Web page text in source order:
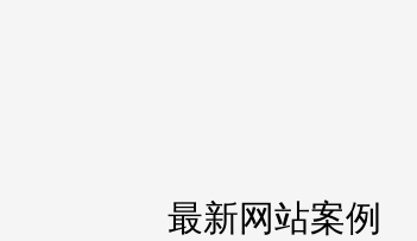
最新网站案例